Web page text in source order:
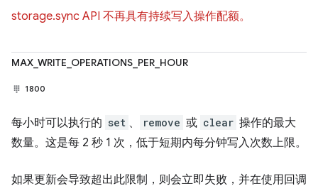
storage.sync API 不再具有持续写入操作配额。
MAX_WRITE_OPERATIONS_PER_HOUR
1800
每小时可以执行的 set 、 remove 或 clear 操作的最大
数量。这是每 2 秒 1 次，低于短期内每分钟写入次数上限。
如果更新会导致超出此限制，则会立即失败，并在使用回调